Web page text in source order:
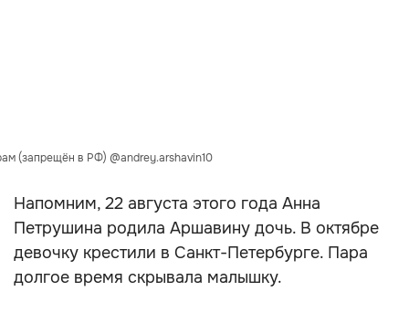
(запрещён в РФ) @andrey.arshavin10
Напомним, 22 августа этого года Анна
Петрушина родила Аршавину дочь. В октябре
девочку крестили в Санкт-Петербурге. Пара
долгое время скрывала малышку.